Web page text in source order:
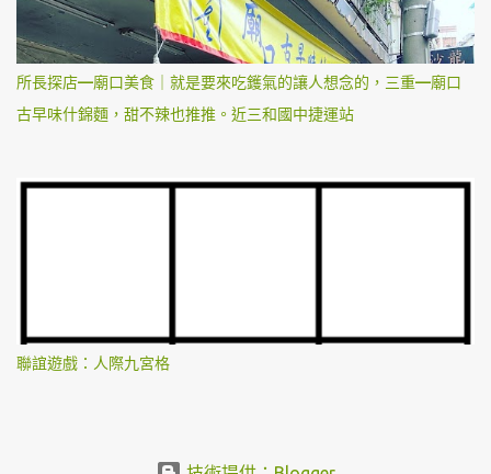
所長探店—廟口美食｜就是要來吃鑊氣的讓人想念的，三重—廟口
古早味什錦麵，甜不辣也推推。近三和國中捷運站
聯誼遊戲：人際九宮格